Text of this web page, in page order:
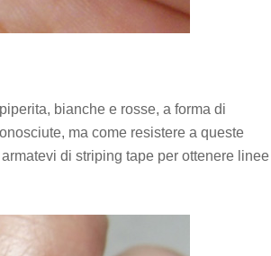
bianche e rosse, a forma di
ma come resistere a queste
di striping tape per ottenere linee